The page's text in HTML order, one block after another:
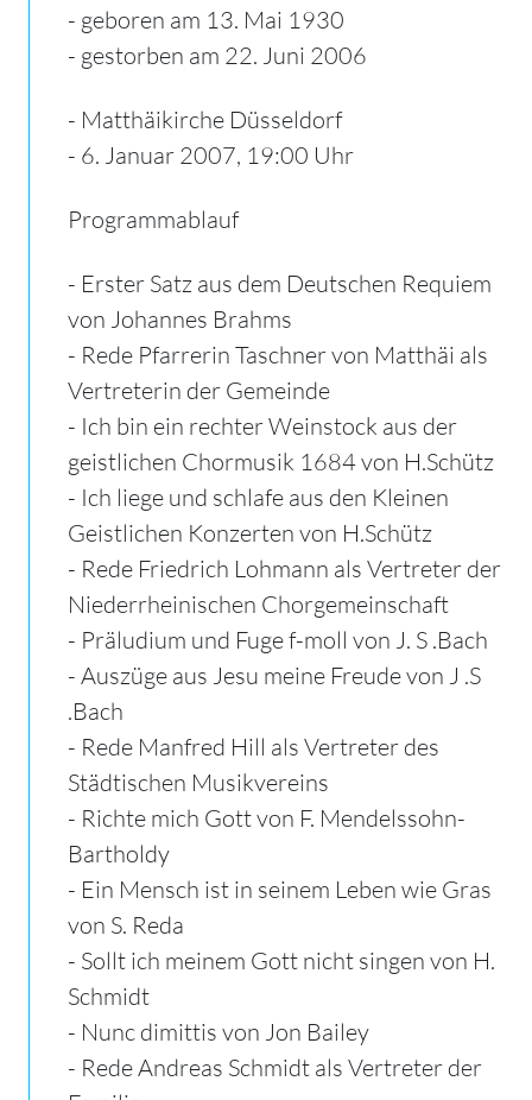
- geboren am 13. Mai 1930
- gestorben am 22. Juni 2006
- Matthäikirche Düsseldorf
- 6. Januar 2007, 19:00 Uhr
Programmablauf
- Erster Satz aus dem Deutschen Requiem
von Johannes Brahms
- Rede Pfarrerin Taschner von Matthäi als
Vertreterin der Gemeinde
- Ich bin ein rechter Weinstock aus der
geistlichen Chormusik 1684 von H.Schütz
- Ich liege und schlafe aus den Kleinen
Geistlichen Konzerten von H.Schütz
- Rede Friedrich Lohmann als Vertreter der
Niederrheinischen Chorgemeinschaft
- Präludium und Fuge f-moll von J. S .Bach
- Auszüge aus Jesu meine Freude von J .S
.Bach
- Rede Manfred Hill als Vertreter des
Städtischen Musikvereins
- Richte mich Gott von F. Mendelssohn-
Bartholdy
- Ein Mensch ist in seinem Leben wie Gras
von S. Reda
- Sollt ich meinem Gott nicht singen von H.
Schmidt
- Nunc dimittis von Jon Bailey
- Rede Andreas Schmidt als Vertreter der